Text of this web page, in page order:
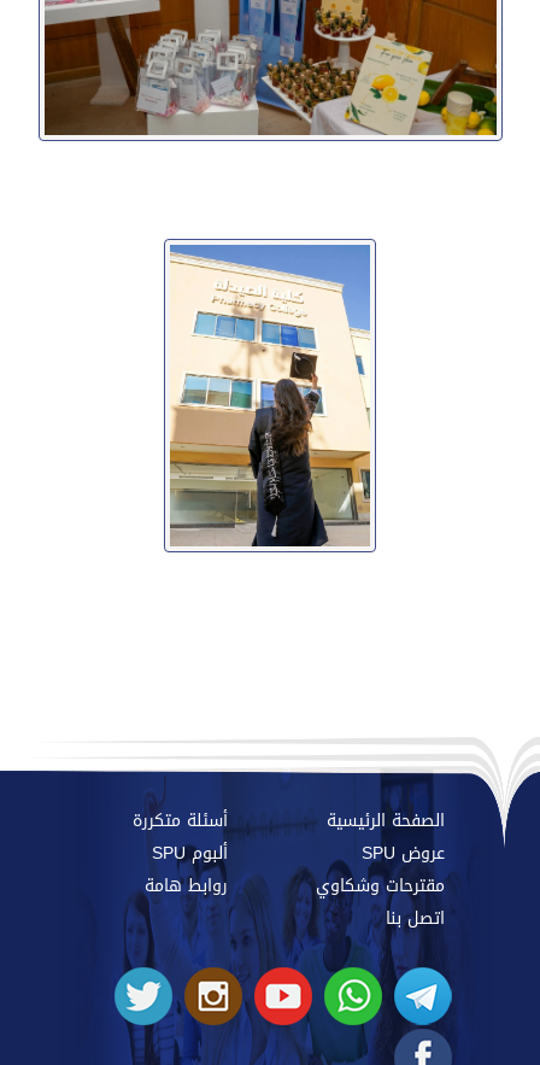
الصفحة الرئيسية
أسئلة متكررة
عروض SPU
ألبوم SPU
مقترحات وشكاوي
روابط هامة
اتصل بنا